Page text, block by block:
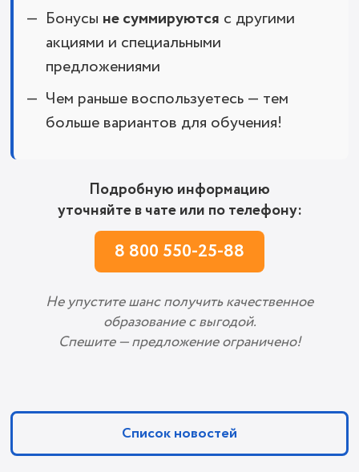
Бонусы не суммируются с другими
акциями и специальными
предложениями
Чем раньше воспользуетесь — тем
больше вариантов для обучения!
Подробную информацию
уточняйте в чате или по телефону:
8 800 550-25-88
Не упустите шанс получить качественное
образование с выгодой.
Спешите — предложение ограничено!
Список новостей